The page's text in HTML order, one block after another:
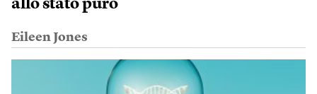
allo stato puro
Eileen Jones